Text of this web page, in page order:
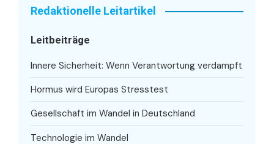
Redaktionelle Leitartikel
Leitbeiträge
Innere Sicherheit: Wenn Verantwortung verdampft
Hormus wird Europas Stresstest
Gesellschaft im Wandel in Deutschland
Technologie im Wandel